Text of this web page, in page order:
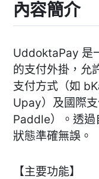
內容簡介
UddoktaPay 是
的支付外掛，允
支付方式（如
Upay）及國際
Paddle）。透過
狀態準確無誤。
【主要功能】